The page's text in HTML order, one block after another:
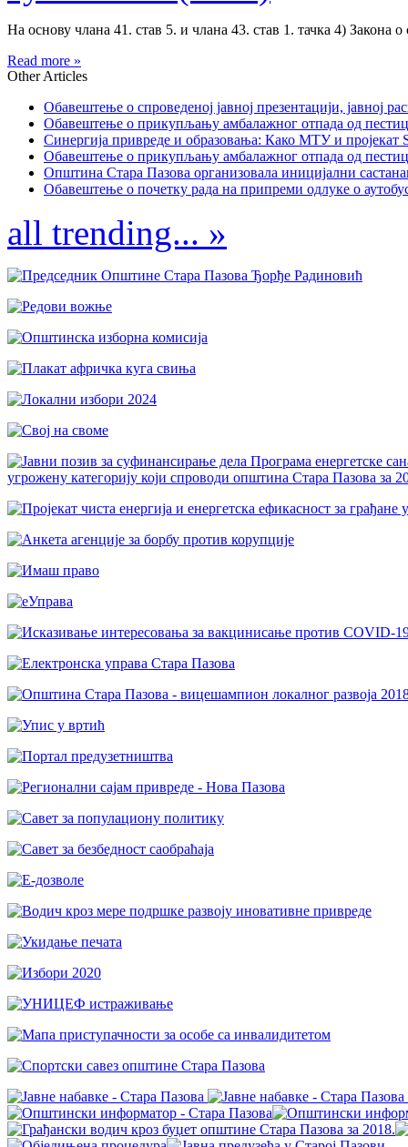
На основу члана 41. став 5. и члана 43. став 1. тачка 4) Закона
Read more »
Other Articles
Обавештење о спроведеној јавној презентацији, јавној
Обавештење о прикупљању амбалажног отпада од
Синергија привреде и образовања: Како МТУ и пројекат
Обавештење о прикупљању амбалажног отпада од
Општина Стара Пазова организовала иницијални
Обавештење о почетку рада на припреми одлуке о
all trending... »